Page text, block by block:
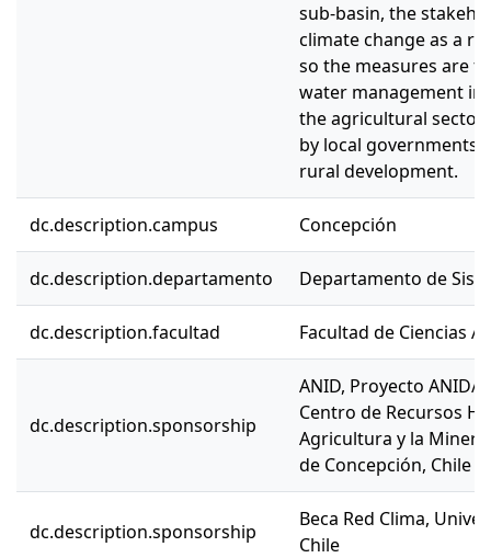
sub-basin, the
climate change as a
so the measures are
water management
the agricultural sector
by local governments
rural development.
dc.description.campus Concepción
dc.description.departamento Departamento de
dc.description.facultad Facultad de Ciencias
dc.description.sponsorship
ANID, Proyecto ANID/
Centro de Recursos
Agricultura y la
de Concepción, Chile
dc.description.sponsorship
Beca Red Clima,
Chile